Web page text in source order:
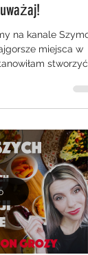
uważaj!
na kanale
miejsca w
stworzyć